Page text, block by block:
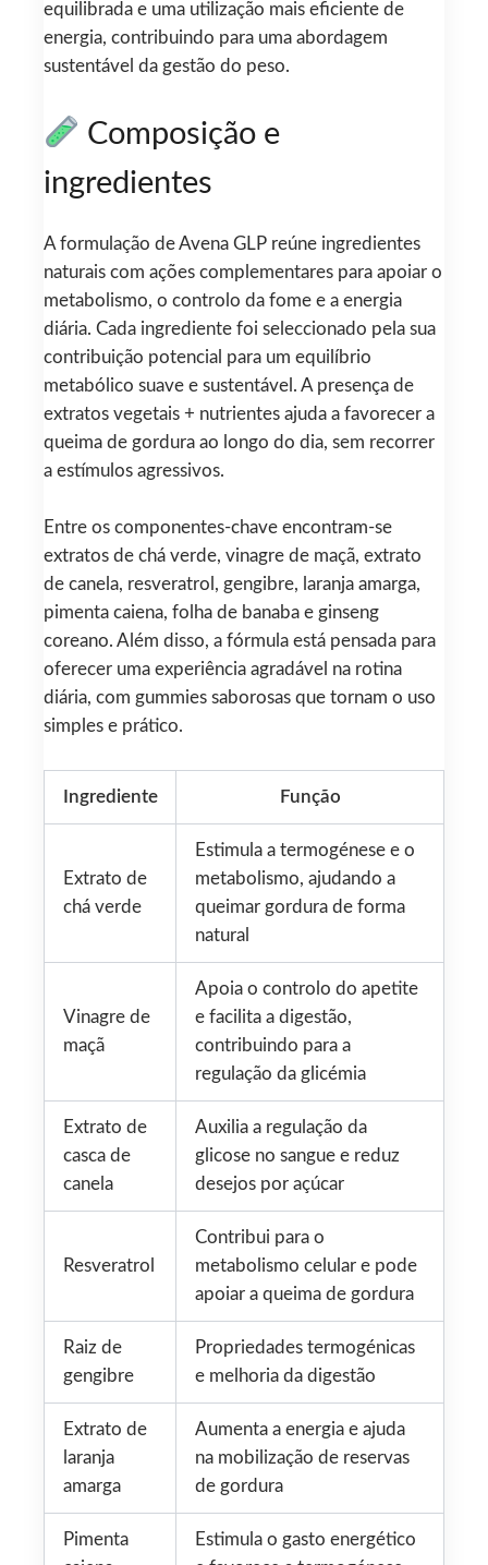
equilibrada e uma utilização mais eficiente de
energia, contribuindo para uma abordagem
sustentável da gestão do peso.
Composição e
ingredientes
A formulação de Avena GLP reúne ingredientes
naturais com ações complementares para apoiar o
metabolismo, o controlo da fome e a energia
diária. Cada ingrediente foi seleccionado pela sua
contribuição potencial para um equilíbrio
metabólico suave e sustentável. A presença de
extratos vegetais + nutrientes ajuda a favorecer a
queima de gordura ao longo do dia, sem recorrer
a estímulos agressivos.
Entre os componentes-chave encontram-se
extratos de chá verde, vinagre de maçã, extrato
de canela, resveratrol, gengibre, laranja amarga,
pimenta caiena, folha de banaba e ginseng
coreano. Além disso, a fórmula está pensada para
oferecer uma experiência agradável na rotina
diária, com gummies saborosas que tornam o uso
simples e prático.
Ingrediente Função
Extrato de
chá verde
Estimula a termogénese e o
metabolismo, ajudando a
queimar gordura de forma
natural
Vinagre de
maçã
Apoia o controlo do apetite
e facilita a digestão,
contribuindo para a
regulação da glicémia
Extrato de
casca de
canela
Auxilia a regulação da
glicose no sangue e reduz
desejos por açúcar
Resveratrol
Contribui para o
metabolismo celular e pode
apoiar a queima de gordura
Raiz de
gengibre
Propriedades termogénicas
e melhoria da digestão
Extrato de
laranja
amarga
Aumenta a energia e ajuda
na mobilização de reservas
de gordura
Pimenta
Estimula o gasto energético